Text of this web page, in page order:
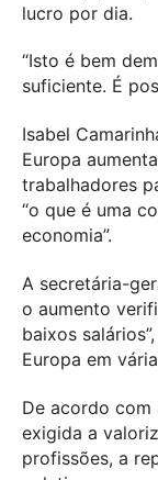
lucro por dia.
“Isto é bem
suficiente. É
Isabel
Europa
trabalhadores
“o que é uma
economia”.
A secretária-
o aumento
baixos
Europa em
De acordo com
exigida a
profissões, a